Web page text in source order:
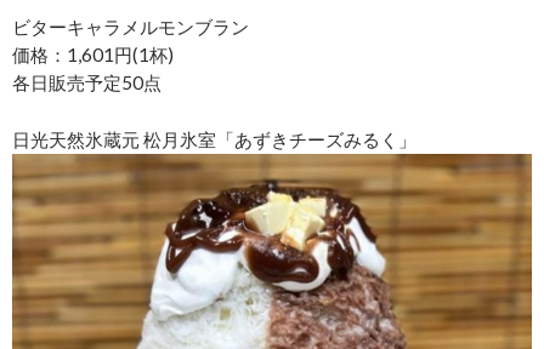
ビターキャラメルモンブラン
価格：1,601円(1杯)
各日販売予定50点
日光天然氷蔵元 松月氷室「あずきチーズみるく」